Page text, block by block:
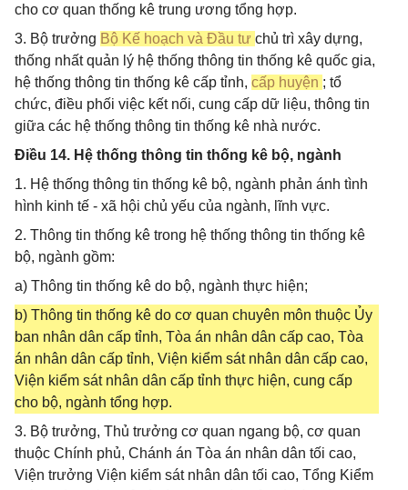
cho cơ quan thống kê trung ương tổng hợp.
3. Bộ trưởng Bộ Kế hoạch và Đầu tư chủ trì xây dựng,
thống nhất quản lý hệ thống thông tin thống kê quốc gia,
hệ thống thông tin thống kê cấp tỉnh, cấp huyện ; tổ
chức, điều phối việc kết nối, cung cấp dữ liệu, thông tin
giữa các hệ thống thông tin thống kê nhà nước.
Điều 14. Hệ thống thông tin thống kê bộ, ngành
1. Hệ thống thông tin thống kê bộ, ngành phản ánh tình
hình kinh tế - xã hội chủ yếu của ngành, lĩnh vực.
2. Thông tin thống kê trong hệ thống thông tin thống kê
bộ, ngành gồm:
a) Thông tin thống kê do bộ, ngành thực hiện;
b) Thông tin thống kê do cơ quan chuyên môn thuộc Ủy
ban nhân dân cấp tỉnh, Tòa án nhân dân cấp cao, Tòa
án nhân dân cấp tỉnh, Viện kiểm sát nhân dân cấp cao,
Viện kiểm sát nhân dân cấp tỉnh thực hiện, cung cấp
cho bộ, ngành tổng hợp.
3. Bộ trưởng, Thủ trưởng cơ quan ngang bộ, cơ quan
thuộc Chính phủ, Chánh án Tòa án nhân dân tối cao,
Viện trưởng Viện kiểm sát nhân dân tối cao, Tổng Kiểm